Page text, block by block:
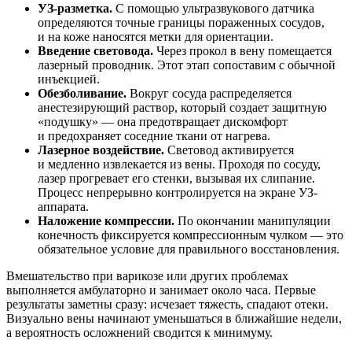
УЗ-разметка. С помощью ультразвукового датчика
определяются точные границы пораженных сосудов,
и на коже наносятся метки для ориентации.
Введение световода. Через прокол в вену помещается
лазерный проводник. Этот этап сопоставим с обычной
инъекцией.
Обезболивание. Вокруг сосуда распределяется
анестезирующий раствор, который создает защитную
«подушку» — она предотвращает дискомфорт
и предохраняет соседние ткани от нагрева.
Лазерное воздействие. Световод активируется
и медленно извлекается из вены. Проходя по сосуду,
лазер прогревает его стенки, вызывая их слипание.
Процесс непрерывно контролируется на экране УЗ-
аппарата.
Наложение компрессии. По окончании манипуляции
конечность фиксируется компрессионным чулком — это
обязательное условие для правильного восстановления.
Вмешательство при варикозе или других проблемах
выполняется амбулаторно и занимает около часа. Первые
результаты заметны сразу: исчезает тяжесть, спадают отеки.
Визуально вены начинают уменьшаться в ближайшие недели,
а вероятность осложнений сводится к минимуму.